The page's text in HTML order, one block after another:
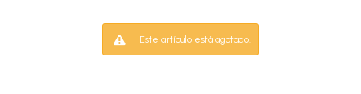
Este artículo está agotado.